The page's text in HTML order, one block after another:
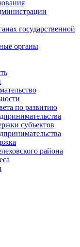
государственной
органы
по развитию
субъектов
района